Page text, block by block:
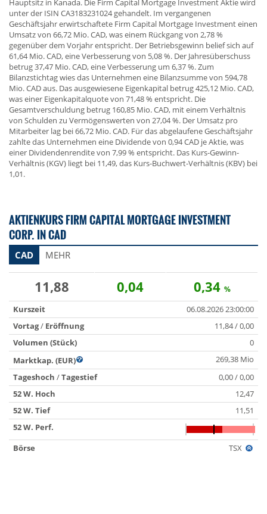
Hauptsitz in Kanada. Die Firm Capital Mortgage Investment Aktie wird
unter der ISIN CA3183231024 gehandelt. Im vergangenen
Geschäftsjahr erwirtschaftete Firm Capital Mortgage Investment einen
Umsatz von 66,72 Mio. CAD, was einem Rückgang von 2,78 %
gegenüber dem Vorjahr entspricht. Der Betriebsgewinn belief sich auf
61,64 Mio. CAD, eine Verbesserung von 5,08 %. Der Jahresüberschuss
betrug 37,47 Mio. CAD, eine Verbesserung um 6,37 %. Zum
Bilanzstichtag wies das Unternehmen eine Bilanzsumme von 594,78
Mio. CAD aus. Das ausgewiesene Eigenkapital betrug 425,12 Mio. CAD,
was einer Eigenkapitalquote von 71,48 % entspricht. Die
Gesamtverschuldung betrug 160,85 Mio. CAD, mit einem Verhältnis
von Schulden zu Vermögenswerten von 27,04 %. Der Umsatz pro
Mitarbeiter lag bei 66,72 Mio. CAD. Für das abgelaufene Geschäftsjahr
zahlte das Unternehmen eine Dividende von 0,94 CAD je Aktie, was
einer Dividendenrendite von 7,99 % entspricht. Das Kurs-Gewinn-
Verhältnis (KGV) liegt bei 11,49, das Kurs-Buchwert-Verhältnis (KBV) bei
1,01.
AKTIENKURS FIRM CAPITAL MORTGAGE INVESTMENT
CORP. IN CAD
CAD MEHR
11,88 0,04 0,34 %
Kurszeit
06.08.2026 23:00:00
Vortag/ Eröffnung
11,84 / 0,00
Volumen (Stück)
0
Marktkap. (EUR)
269,38 Mio
Tageshoch /Tagestief
0,00 / 0,00
52 W. Hoch
12,47
52 W. Tief
11,51
52 W. Perf.
Börse
TSX